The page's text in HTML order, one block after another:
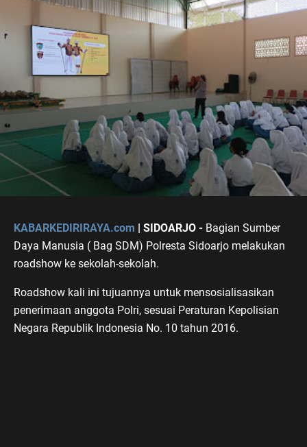
KABARKEDIRIRAYA.com | SIDOARJO - Bagian Sumber
Daya Manusia ( Bag SDM) Polresta Sidoarjo melakukan
roadshow ke sekolah-sekolah.
Roadshow kali ini tujuannya untuk mensosialisasikan
penerimaan anggota Polri, sesuai Peraturan Kepolisian
Negara Republik Indonesia No. 10 tahun 2016.